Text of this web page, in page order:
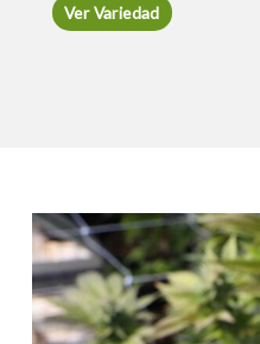
Ver Variedad